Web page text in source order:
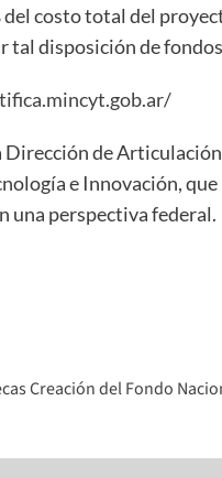
costo total del
tal disposición de
Dirección de
e Innovación, que
una perspectiva federal.
Creación del Fondo